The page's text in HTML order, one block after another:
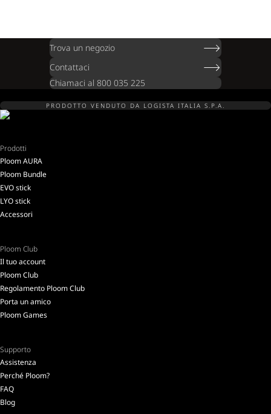
Trova un negozio
Contattaci
Chiamaci al 800 035 225
PRODOTTO VENDUTO DA LOGISTA ITALIA S.P.A.
Prodotti
Ploom AURA
Ploom Bundle
EVO stick
LYO stick
Accessori
Ploom Club
Il tuo account
Ploom Club
Regolamento Ploom Club
Porta un amico
Ploom Games
Supporto
Assistenza
Perché Ploom?
FAQ
Blog